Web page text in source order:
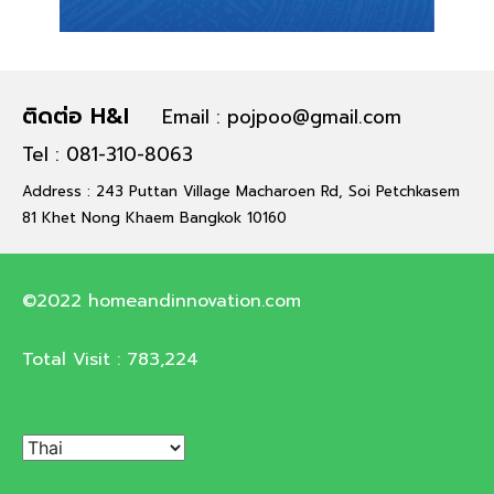
ติดต่อ H&I
Email : pojpoo@gmail.com
Tel : 081-310-8063
Address : 243 Puttan Village Macharoen Rd, Soi Petchkasem
81 Khet Nong Khaem Bangkok 10160
©2022 homeandinnovation.com
Total Visit : 783,224